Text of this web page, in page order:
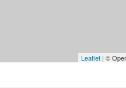
Leaflet| ©